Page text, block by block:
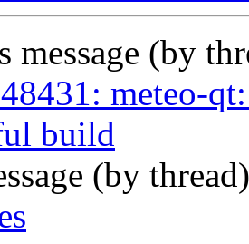
message (by
meteo-
build
(by